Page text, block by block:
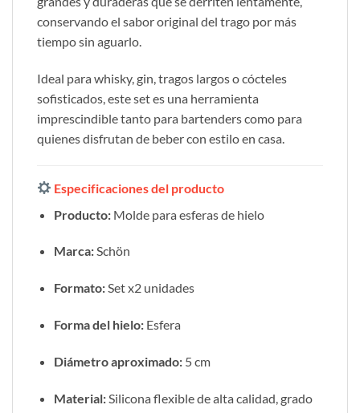
conservando el sabor original del trago por más
tiempo sin aguarlo.
Ideal para whisky, gin, tragos largos o cócteles
sofisticados, este set es una herramienta
imprescindible tanto para bartenders como para
quienes disfrutan de beber con estilo en casa.
Especificaciones del producto
Producto:Molde para esferas de hielo
Marca:Schön
Formato:Set x2 unidades
Forma del hielo:Esfera
Diámetro aproximado:5 cm
Material:Silicona flexible de alta calidad, grado